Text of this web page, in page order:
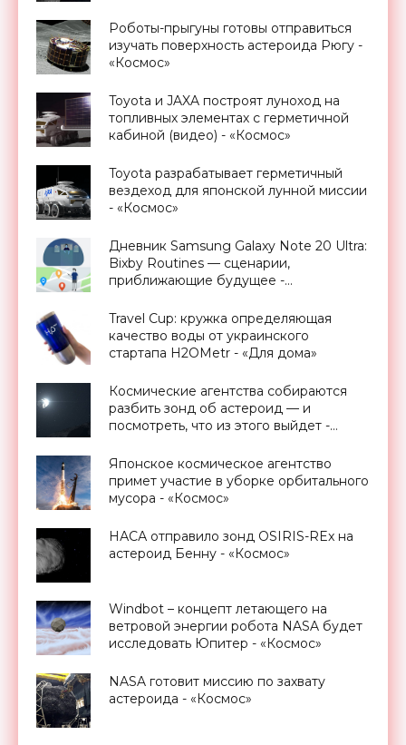
Роботы-прыгуны готовы отправиться
изучать поверхность астероида Рюгу -
«Космос»
Toyota и JAXA построят луноход на
топливных элементах с герметичной
кабиной (видео) - «Космос»
Toyota разрабатывает герметичный
вездеход для японской лунной миссии
- «Космос»
Дневник Samsung Galaxy Note 20 Ultra:
Bixby Routines — сценарии,
приближающие будущее -
Travel Cup: кружка определяющая
качество воды от украинского
стартапа H2OMetr - «Для дома»
Космические агентства собираются
разбить зонд об астероид — и
посмотреть, что из этого выйдет -
Японское космическое агентство
примет участие в уборке орбитального
мусора - «Космос»
НАСА отправило зонд OSIRIS-REx на
астероид Бенну - «Космос»
Windbot – концепт летающего на
ветровой энергии робота NASA будет
исследовать Юпитер - «Космос»
NASA готовит миссию по захвату
астероида - «Космос»